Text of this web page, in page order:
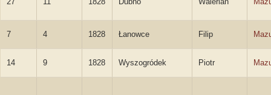
7 4 1828 Łanowce Filip
14 9 1828 Wyszogródek Piotr